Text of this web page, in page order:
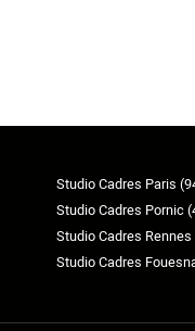
Studio Cadres Paris
Studio Cadres Pornic
Studio Cadres Rennes
Studio Cadres